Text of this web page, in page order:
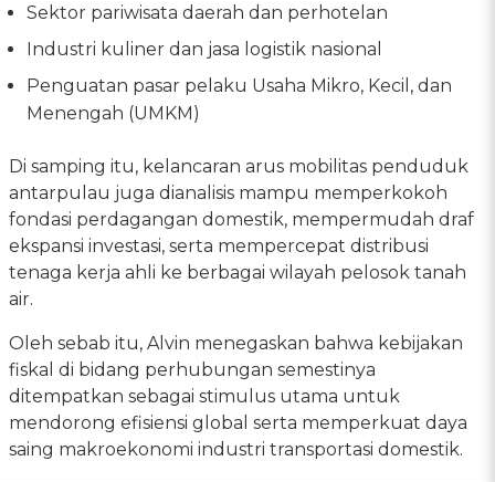
Sektor pariwisata daerah dan perhotelan
Industri kuliner dan jasa logistik nasional
Penguatan pasar pelaku Usaha Mikro, Kecil, dan
Menengah (UMKM)
Di samping itu, kelancaran arus mobilitas penduduk
antarpulau juga dianalisis mampu memperkokoh
fondasi perdagangan domestik, mempermudah draf
ekspansi investasi, serta mempercepat distribusi
tenaga kerja ahli ke berbagai wilayah pelosok tanah
air.
Oleh sebab itu, Alvin menegaskan bahwa kebijakan
fiskal di bidang perhubungan semestinya
ditempatkan sebagai stimulus utama untuk
mendorong efisiensi global serta memperkuat daya
saing makroekonomi industri transportasi domestik.